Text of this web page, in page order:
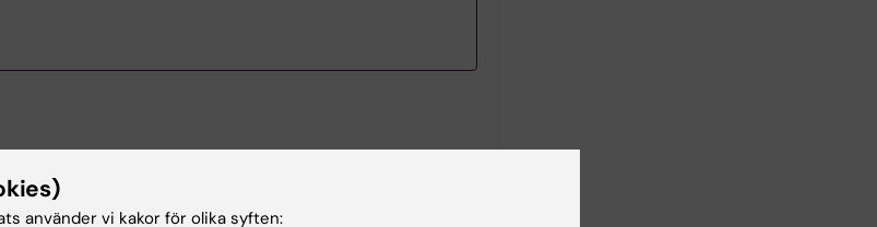
och avancerad nivå.
använder vi kakor för olika syften: